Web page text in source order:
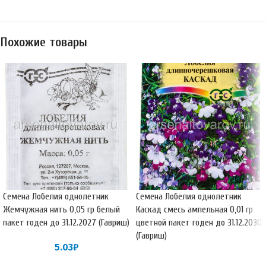
Похожие товары
Семена Лобелия однолетник
Жемчужная нить 0,05 гр белый
пакет годен до 31.12.2027 (Гавриш)
5.03₽
Семена Лобелия однолетник
Каскад смесь ампельная 0,01 гр
цветной пакет годен до 31.12.2030
(Гавриш)